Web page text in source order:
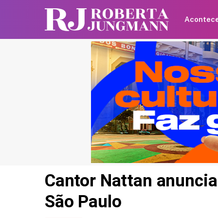
Cantor Nattan
São Paulo